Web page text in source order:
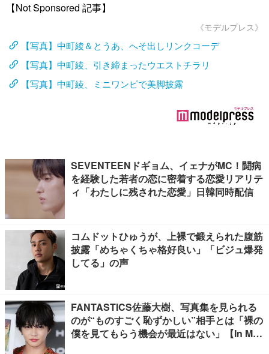
【Not Sponsored 記事】
《モデルプレス》
【写真】中町綾＆とうあ、へそ出しリンクコーデ
【写真】中町綾、引き締まったウエストチラリ
【写真】中町綾、ミニワンピで美脚披露
SEVENTEENドギョム、イェナがMC！闘病
を経験した若者の恋に密着する恋愛リアリテ
ィ「わたしに残された恋愛」日韓同時配信
コムドットひゅうが、上裸で鍛えられた腹筋
披露「めちゃくちゃ格好良い」「ビジュ爆発
してる」の声
FANTASTICS佐藤大樹、写真集を見られる
のが“ものすごく恥ずかしい”相手とは「裸の
僕を見てもらう機会が最近はない」【In Moti